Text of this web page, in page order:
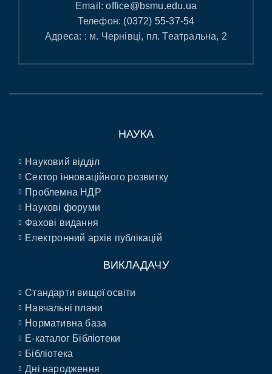
Email:office@bsmu.edu.ua
Телефон: (0372) 55-37-54
Адреса: : м. Чернівці, пл. Театральна, 2
НАУКА
Науковий відділ
Сектор інноваційного розвитку
Проблемна НДР
Наукові форуми
Фахові видання
Електронний архів публікацій
ВИКЛАДАЧУ
Стандарти вищої освіти
Навчальні плани
Нормативна база
E-каталог Бібліотеки
Бібліотека
Дні народження